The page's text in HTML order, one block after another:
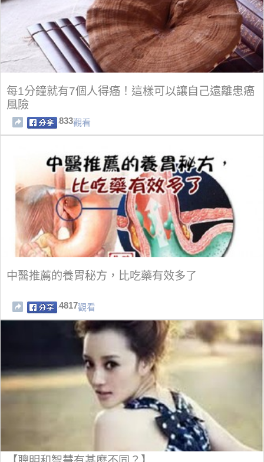
每1分鐘就有7個人得癌！這樣可以讓自己遠離患癌
風險
833觀看
中醫推薦的養胃秘方，比吃藥有效多了
4817觀看